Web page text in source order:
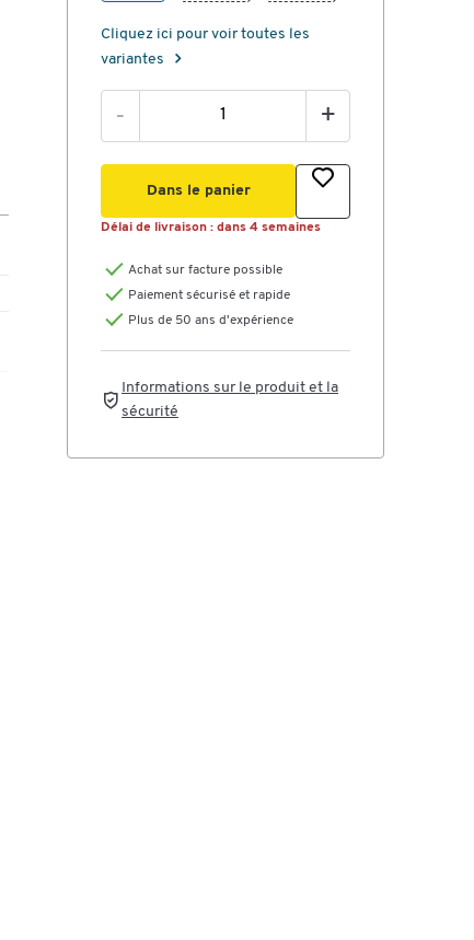
Cliquez ici pour voir toutes les
variantes
- +
Dans le panier
Délai de livraison : dans 4 semaines
Achat sur facture possible
Paiement sécurisé et rapide
Plus de 50 ans d'expérience
Informations sur le produit et la
sécurité